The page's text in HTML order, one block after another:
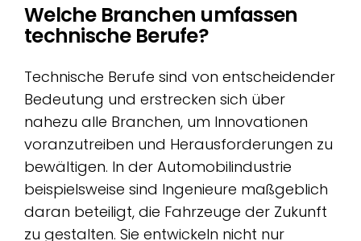
Welche Branchen umfassen
technische Berufe?
Technische Berufe sind von entscheidender
Bedeutung und erstrecken sich über
nahezu alle Branchen, um Innovationen
voranzutreiben und Herausforderungen zu
bewältigen. In der Automobilindustrie
beispielsweise sind Ingenieure maßgeblich
daran beteiligt, die Fahrzeuge der Zukunft
zu gestalten. Sie entwickeln nicht nur